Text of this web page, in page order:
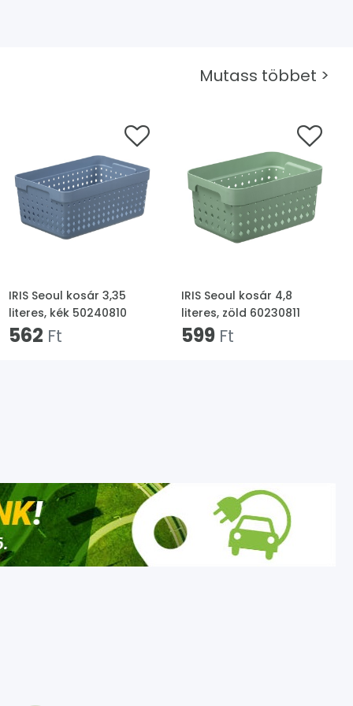
Mutass többet >
IRIS Seoul kosár 3,35
literes, kék 50240810
562 Ft
IRIS Seoul kosár 4,8
literes, zöld 60230811
599 Ft